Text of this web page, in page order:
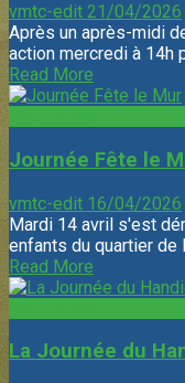
vmtc-edit 21/04/2026
Après un après-midi
action mercredi à 14h
Read More
Journée Fête le
vmtc-edit 16/04/2026
Mardi 14 avril s'est
enfants du quartier de
Read More
La Journée du